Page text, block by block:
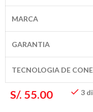
MARCA
GARANTIA
TECNOLOGIA DE
S/. 55.00
3